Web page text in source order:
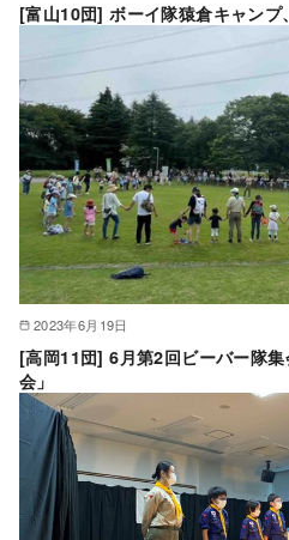
[富山10団] ボーイ隊猿倉キャンプ
2023年6月19日
[高岡11団] 6月第2回ビーバー隊
会」